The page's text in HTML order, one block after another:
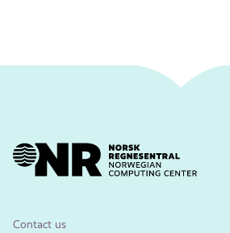
Contact us